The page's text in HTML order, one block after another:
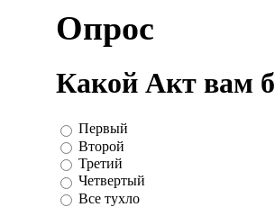
Опрос
Какой Акт вам
Первый
Второй
Третий
Четвертый
Все тухло